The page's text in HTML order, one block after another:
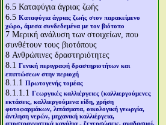
6.5 Καταφύγια άγριας ζωής
6.5 Καταφύγια άγριας ζωής στον παρακείμενο
χώρο, άμεσα συνδεδεμένα με τον βιότοπο
7 Μερική ανάλυση των στοιχείων, που
συνθέτουν τους βιοτόπους
8 Ανθρώπινες δραστηριότητες
8.1 Γενική περιγραφή δραστηριοτήτων και
επιπτώσεων στην περιοχή
8.1.1 Πρωτογενής τομέας
8.1.1.1 Γεωργικές καλλιέργειες (καλλιεργούμενες
εκτάσεις, καλλιεργούμενα είδη, χρήση
φυτοφαρμάκων, λιπάσματα, οικολογική γεωργία,
άντληση νερών, μηχανική καλλιέργεια,
αποστραγγιστικά κανάλια - ξεχερσώσεις, αναδασμοί,